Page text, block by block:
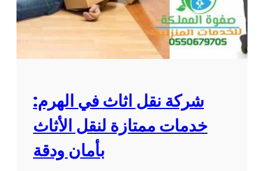
ل
ا
ث
:
أ
ف
ض
ل
ط
شركة نقل اثاث في الهرم:
خدمات ممتازة لنقل الأثاث
بأمان ودقة